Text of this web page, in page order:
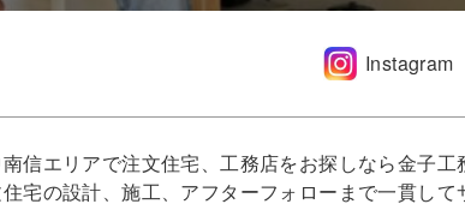
Instagram
信エリアで注文住宅、工務店をお探しなら金子工
宅の設計、施工、アフターフォローまで一貫して